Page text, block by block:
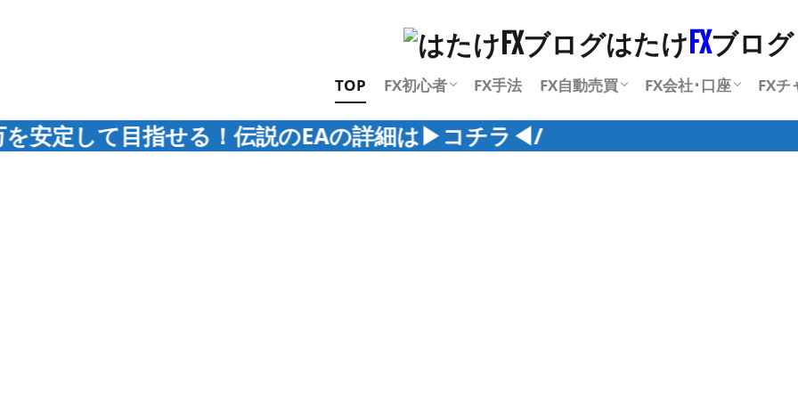
はたけ FXブログ
TOP FX初心者
FXとは何か？初心者の為に基礎知識
【初心者向け】FXの正しい始め方を
FX初心者向けの記事一覧
FX手法 FX自動売買 FX会社･口座 FXチ
目指せる！伝説のEAの詳細は▶︎コチラ◀︎/
をわかりやすく解説！
徹底解説 説！NDD方式とDD方